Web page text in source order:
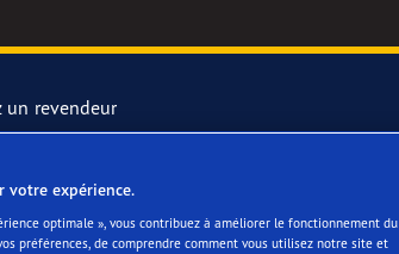
un revendeur
votre expérience.
optimale », vous contribuez à améliorer le fonctionnement du
préférences, de comprendre comment vous utilisez notre site et